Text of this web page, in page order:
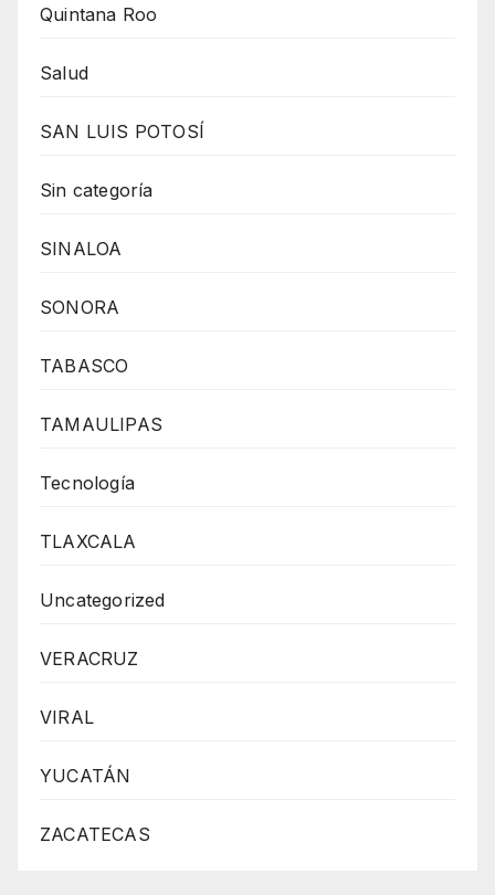
Quintana Roo
Salud
SAN LUIS POTOSÍ
Sin categoría
SINALOA
SONORA
TABASCO
TAMAULIPAS
Tecnología
TLAXCALA
Uncategorized
VERACRUZ
VIRAL
YUCATÁN
ZACATECAS